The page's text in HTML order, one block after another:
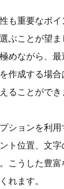
も重要なポ
ぶことが望
めながら、
作成する場
ることができ
ションを利
ト位置、文
こうした豊
れます。